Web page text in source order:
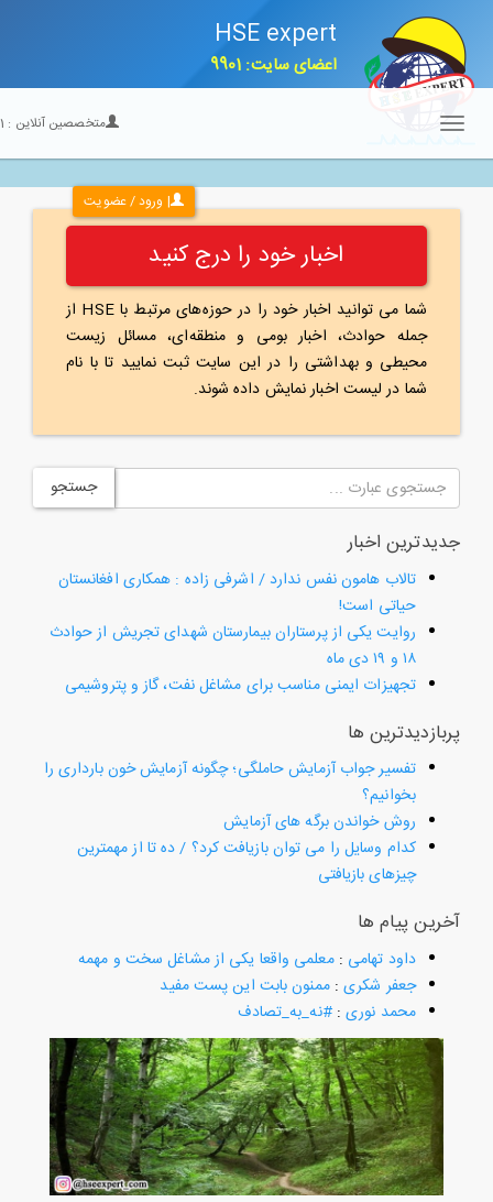
HSE expert
اعضای سایت: 9901
| ورود / عضویت
متخصصین آنلاین :21
Toggle
navigation
اخبار خود را درج کنید
شما می توانید اخبار خود را در حوزه‌های مرتبط با HSE از
جمله حوادث، اخبار بومی و منطقه‌ای، مسائل زیست
محیطی و بهداشتی را در این سایت ثبت نمایید تا با نام
شما در لیست اخبار نمایش داده شوند.
جستجو
جدیدترین اخبار
تالاب هامون نفس ندارد / اشرفی زاده : همکاری افغانستان
حیاتی است!
روایت یکی از پرستاران بیمارستان شهدای تجریش از حوادث
تجهیزات ایمنی مناسب برای مشاغل نفت، گاز و پتروشیمی
پربازدیدترین ها
تفسیر جواب آزمایش حاملگی؛ چگونه آزمایش خون بارداری را
بخوانیم؟
روش خواندن برگه های آزمایش
کدام وسایل را می توان بازیافت کرد؟ / ده تا از مهمترین
چیزهای بازیافتی
آخرین پیام ها
داود تهامی:معلمی واقعا یکی از مشاغل سخت و مهمه
جعفر شکری:ممنون بابت این پست مفید
محمد نوری:#نه_به_تصادف